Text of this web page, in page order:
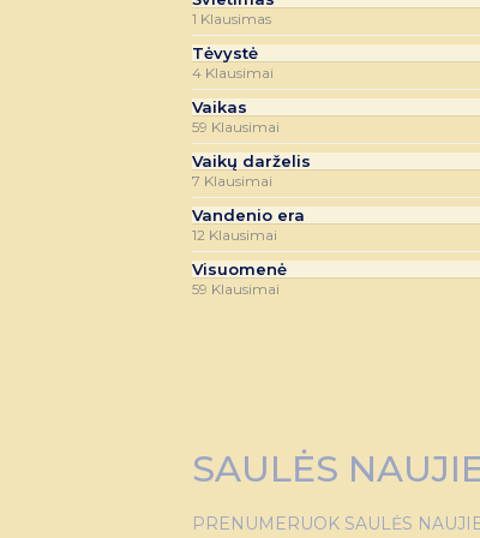
1 Klausimas
Tėvystė
4 Klausimai
Vaikas
59 Klausimai
Vaikų darželis
7 Klausimai
Vandenio era
12 Klausimai
Visuomenė
59 Klausimai
SAULĖS
PRENUMERUOK SAULĖS